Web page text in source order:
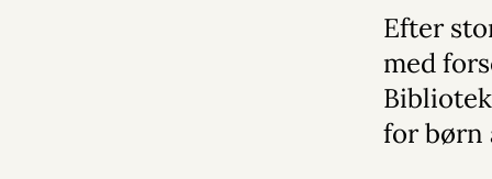
2026
Efter
med
for børn